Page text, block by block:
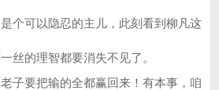
可以隐忍的主儿，此刻看到柳凡这
丝的理智都要消失不见了。
要把输的全都赢回来！有本事，咱